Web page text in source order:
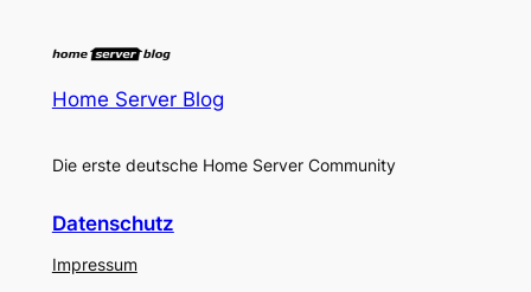
Home Server Blog
Die erste deutsche Home Server Community
Datenschutz
Impressum